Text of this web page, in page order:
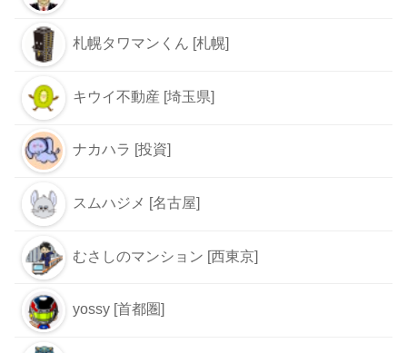
札幌タワマンくん [札幌]
キウイ不動産 [埼玉県]
ナカハラ [投資]
スムハジメ [名古屋]
むさしのマンション [西東京]
yossy [首都圏]